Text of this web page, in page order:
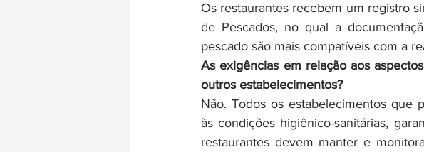
Os restaurantes recebem um registro
de Pescados, no qual a
pescado são mais compatíveis com a
As exigências em relação aos
outros estabelecimentos?
Não. Todos os estabelecimentos que
às condições higiênico-sanitárias,
restaurantes devem manter e